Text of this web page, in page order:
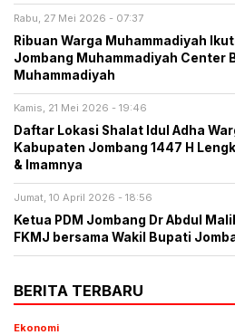
Rabu, 27 Mei 2026 - 07:37
Ribuan Warga Muhammadiyah
Jombang Muhammadiyah Center
Muhammadiyah
Kamis, 21 Mei 2026 - 19:46
Daftar Lokasi Shalat Idul Adha
Kabupaten Jombang 1447 H
& Imamnya
Jumat, 10 April 2026 - 18:56
Ketua PDM Jombang Dr Abdul
FKMJ bersama Wakil Bupati
BERITA TERBARU
Ekonomi